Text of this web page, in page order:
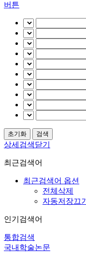
버튼
상세검색닫기
최근검색어
최근검색어 옵션
전체삭제
자동저장끄기
인기검색어
통합검색
국내학술논문